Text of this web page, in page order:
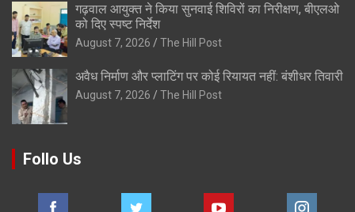
गढ़वाल आयुक्त ने किया सुनवाई शिविरों का निरीक्षण, बीएलओ
को दिए स्पष्ट निर्देश
August 7, 2026 The Hill Post
अवैध निर्माण और प्लाटिंग पर कोई रियायत नहीं: बंशीधर तिवारी
August 7, 2026 The Hill Post
Follo Us